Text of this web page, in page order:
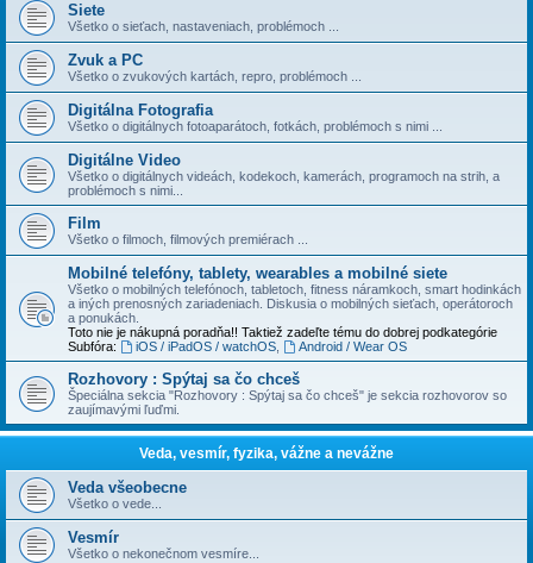
Siete
Všetko o sieťach, nastaveniach, problémoch ...
Zvuk a PC
Všetko o zvukových kartách, repro, problémoch ...
Digitálna Fotografia
Všetko o digitálnych fotoaparátoch, fotkách, problémoch s nimi ...
Digitálne Video
Všetko o digitálnych videách, kodekoch, kamerách, programoch na strih, a
problémoch s nimi...
Film
Všetko o filmoch, filmových premiérach ...
Mobilné telefóny, tablety, wearables a mobilné siete
Všetko o mobilných telefónoch, tabletoch, fitness náramkoch, smart hodinkách
a iných prenosných zariadeniach. Diskusia o mobilných sieťach, operátoroch
a ponukách.
Toto nie je nákupná poradňa!! Taktiež zadeľte tému do dobrej podkategórie
Subfóra:
iOS / iPadOS / watchOS, Android / Wear OS
Rozhovory : Spýtaj sa čo chceš
Špeciálna sekcia "Rozhovory : Spýtaj sa čo chceš" je sekcia rozhovorov so
zaujímavými ľuďmi.
Veda, vesmír, fyzika, vážne a nevážne
Veda všeobecne
Všetko o vede...
Vesmír
Všetko o nekonečnom vesmíre...